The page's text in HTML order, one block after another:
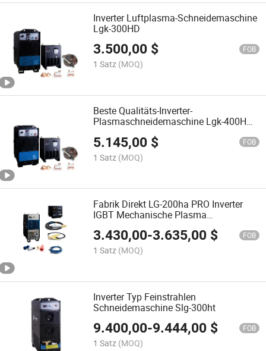
Inverter Luftplasma-Schneidemaschine
Lgk-300HD
3.500,00 $ FOB
1 Satz (MOQ)
Beste Qualitäts-Inverter-
Plasmaschneidemaschine Lgk-400HD
5.145,00 $ FOB
1 Satz (MOQ)
Fabrik Direkt LG-200ha PRO Inverter
IGBT Mechanische Plasma
Schneidemaschine für Roboter und
CNC Schneidgeräte
3.430,00-3.635,00 $ FOB
1 Satz (MOQ)
Inverter Typ Feinstrahlen
Schneidemaschine Slg-300ht
9.400,00-9.444,00 $ FOB
1 Satz (MOQ)